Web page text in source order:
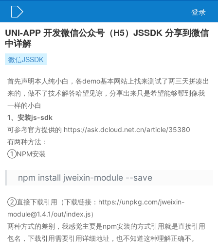
登录
UNI-APP 开发微信公众号（H5）JSSDK 分享到微信
中详解
微信JSSDK
首先声明本人纯小白，各demo基本网站上找来测试了两三天拼凑出
来的，做不了技术解答哈望见谅，分享出来只是希望能够帮到像我
一样的小白
1、安装js-sdk
可参考官方提供的 https://ask.dcloud.net.cn/article/35380
有两种方法：
①NPM安装
npm install jweixin-module --save
②直接下载引用（下载链接：https://unpkg.com/jweixin-
module@1.4.1/out/index.js）
两种方式的差别，我感觉主要是npm安装的方式引用就是直接引用
包名，下载引用需要引用详细地址，也不知道这种理解正确不。